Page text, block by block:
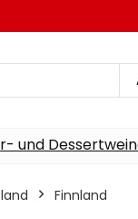
und
‎Finnland